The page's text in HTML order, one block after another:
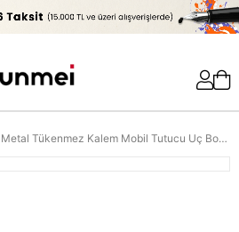
Laton Siyah Metal Tükenmez Kalem Mobil Tutucu Uç Boyutu 1.00 mm